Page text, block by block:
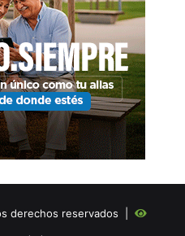
derechos reservados |